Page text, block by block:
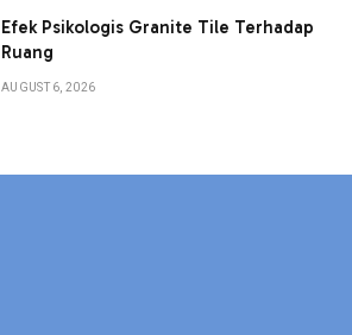
Efek Psikologis Granite Tile Terhadap
Ruang
AUGUST 6, 2026